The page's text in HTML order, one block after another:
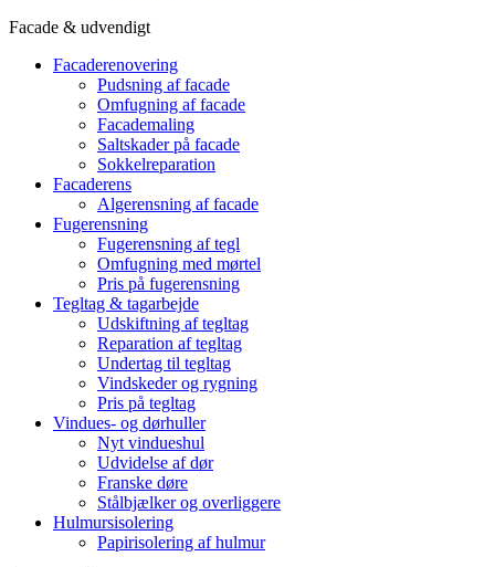
Facade & udvendigt
Facaderenovering
Pudsning af facade
Omfugning af facade
Facademaling
Saltskader på facade
Sokkelreparation
Facaderens
Algerensning af facade
Fugerensning
Fugerensning af tegl
Omfugning med mørtel
Pris på fugerensning
Tegltag & tagarbejde
Udskiftning af tegltag
Reparation af tegltag
Undertag til tegltag
Vindskeder og rygning
Pris på tegltag
Vindues- og dørhuller
Nyt vindueshul
Udvidelse af dør
Franske døre
Stålbjælker og overliggere
Hulmursisolering
Papirisolering af hulmur